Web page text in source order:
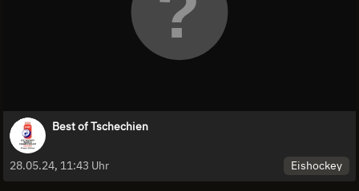
Best of Tschechien
28.05.24, 11:43 Uhr Eishockey